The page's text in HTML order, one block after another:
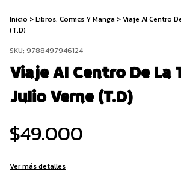
Inicio >Libros, Comics Y Manga >Viaje Al Centro
(T.D)
SKU: 9788497946124
Viaje Al Centro De La
Julio Verne (T.D)
$49.000
Ver más detalles